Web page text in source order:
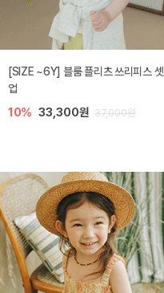
[SIZE ~6Y] 블룸 플리츠 쓰리피스 셋
업
10% 33,300원 37,000원